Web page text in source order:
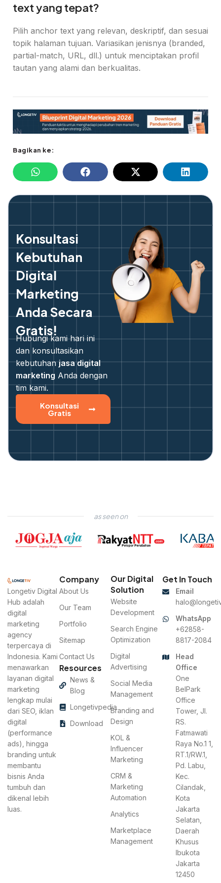
text yang tepat?
Pilih anchor text yang relevan, deskriptif, dan sesuai
topik halaman tujuan. Variasikan jenisnya (branded,
partial-match, URL, dll.) untuk menciptakan profil
tautan yang alami dan berkualitas.
Bagikan ke:
Konsultasi
Kebutuhan
Digital
Marketing
Anda Secara
Gratis!
Hubungi kami hari ini
dan konsultasikan
kebutuhanjasa digital
marketing Anda dengan
tim kami.
Konsultasi
Gratis
as seen on
Longetiv Digital
Hub adalah
digital
marketing
agency
terpercaya di
Indonesia. Kami
menawarkan
layanan digital
marketing
lengkap mulai
dari SEO, iklan
digital
(performance
ads), hingga
branding untuk
membantu
bisnis Anda
tumbuh dan
dikenal lebih
luas.
Company
About Us
Our Team
Portfolio
Sitemap
Contact Us
Resources
News &
Blog
Longetivpedia
Download
Our Digital
Solution
Website
Development
Search Engine
Optimization
Digital
Advertising
Social Media
Management
Branding and
Design
KOL &
Influencer
Marketing
CRM &
Marketing
Automation
Analytics
Marketplace
Management
Get In Touch
Email
WhatsApp
+62858-
8817-2084
Head
Office
One
BelPark
Office
Tower, Jl.
RS.
Fatmawati
Raya No.1 1,
RT.1/RW.1,
Pd. Labu,
Kec.
Cilandak,
Kota
Jakarta
Selatan,
Daerah
Khusus
Ibukota
Jakarta
12450